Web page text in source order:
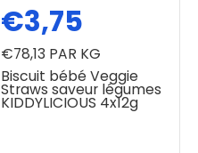
Biscuit bébé Veggie
Straws saveur légumes
KIDDYLICIOUS 4x12g
€3,75
€78,13 PAR KG